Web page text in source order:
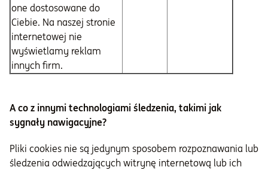
one dostosowane do
Ciebie. Na naszej stronie
internetowej nie
wyświetlamy reklam
innych firm.
A co z innymi technologiami śledzenia, takimi jak
sygnały nawigacyjne?
Pliki cookies nie są jedynym sposobem rozpoznawania lub
śledzenia odwiedzających witrynę internetową lub ich